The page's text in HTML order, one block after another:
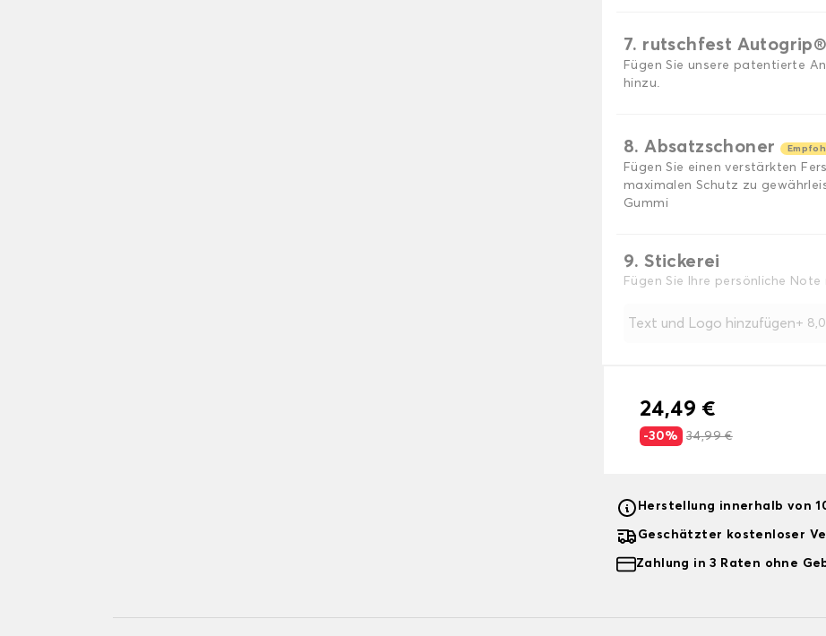
7. rutschfest Autogrip®
Fügen Sie unsere patentierte
hinzu.
8. Absatzschoner
Fügen Sie einen verstärkten
maximalen Schutz zu
Gummi
9. Stickerei
Fügen Sie Ihre persönliche
Text und Logo hinzufügen+
24,49 €
-30% 34,99 €
Herstellung innerhalb von
Geschätzter kostenloser
Zahlung in 3 Raten ohne